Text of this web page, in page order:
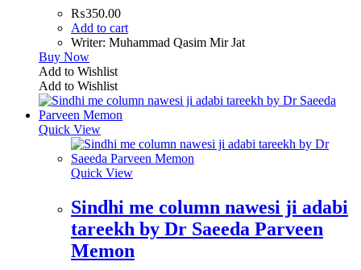
₨350.00
Add to cart
Writer: Muhammad Qasim Mir Jat
Buy Now
Add to Wishlist
Add to Wishlist
Quick View
Quick View
Sindhi me column nawesi ji adabi
tareekh by Dr Saeeda Parveen
Memon